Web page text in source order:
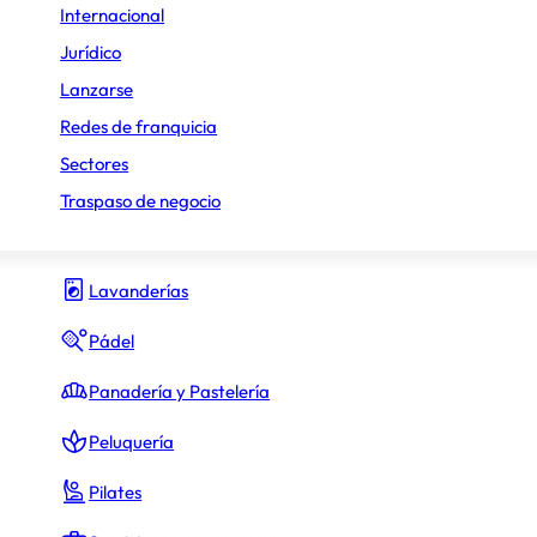
Hamburguesas
Heladerías
Hostelería y Restauración
Lavanderías
Pádel
Panadería y Pastelería
Peluquería
Pilates
Internacional
Jurídico
Lanzarse
Redes de franquicia
Sectores
Traspaso de negocio
obtener los préstamos necesarios.